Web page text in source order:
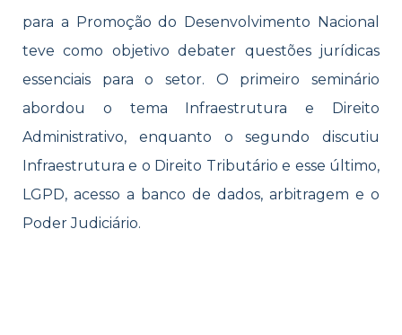
para a Promoção do Desenvolvimento Nacional
teve como objetivo debater questões jurídicas
essenciais para o setor. O primeiro seminário
abordou o tema Infraestrutura e Direito
Administrativo, enquanto o segundo discutiu
Infraestrutura e o Direito Tributário e esse último,
LGPD, acesso a banco de dados, arbitragem e o
Poder Judiciário.